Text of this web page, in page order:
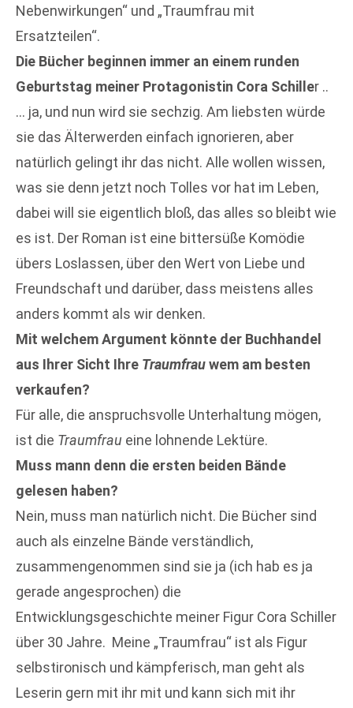
Nebenwirkungen“ und „Traumfrau mit
Ersatzteilen“.
Die Bücher beginnen immer an einem runden
Geburtstag meiner Protagonistin Cora Schiller ..
… ja, und nun wird sie sechzig. Am liebsten würde
sie das Älterwerden einfach ignorieren, aber
natürlich gelingt ihr das nicht. Alle wollen wissen,
was sie denn jetzt noch Tolles vor hat im Leben,
dabei will sie eigentlich bloß, das alles so bleibt wie
es ist. Der Roman ist eine bittersüße Komödie
übers Loslassen, über den Wert von Liebe und
Freundschaft und darüber, dass meistens alles
anders kommt als wir denken.
Mit welchem Argument könnte der Buchhandel
aus Ihrer Sicht Ihre Traumfrauwem am besten
verkaufen?
Für alle, die anspruchsvolle Unterhaltung mögen,
ist die Traumfrau eine lohnende Lektüre.
Muss mann denn die ersten beiden Bände
gelesen haben?
Nein, muss man natürlich nicht. Die Bücher sind
auch als einzelne Bände verständlich,
zusammengenommen sind sie ja (ich hab es ja
gerade angesprochen) die
Entwicklungsgeschichte meiner Figur Cora Schiller
über 30 Jahre. Meine „Traumfrau“ ist als Figur
selbstironisch und kämpferisch, man geht als
Leserin gern mit ihr mit und kann sich mit ihr